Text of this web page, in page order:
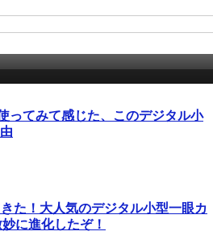
ってみて感じた、このデジタル小
た！大人気のデジタル小型一眼カ
に進化したぞ！